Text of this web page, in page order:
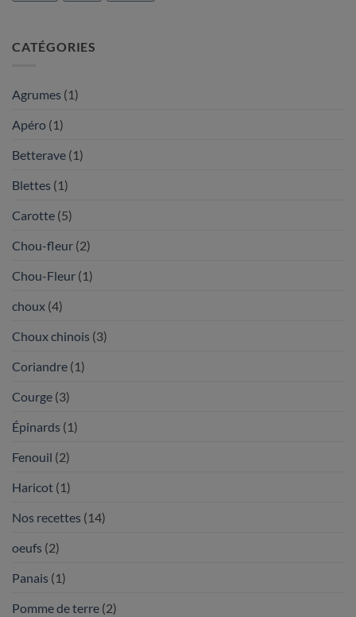
CATÉGORIES
Agrumes (1)
Apéro (1)
Betterave (1)
Blettes (1)
Carotte (5)
Chou-fleur (2)
Chou-Fleur (1)
choux (4)
Choux chinois (3)
Coriandre (1)
Courge (3)
Épinards (1)
Fenouil (2)
Haricot (1)
Nos recettes (14)
oeufs (2)
Panais (1)
Pomme de terre (2)